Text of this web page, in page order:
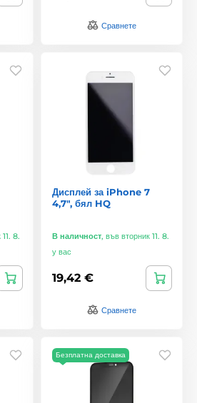
Сравнете
8.
Дисплей за iPhone 7
4,7", бял HQ
В наличност, във вторник 11. 8.
у вас
19,42 €
Сравнете
Безплатна доставка